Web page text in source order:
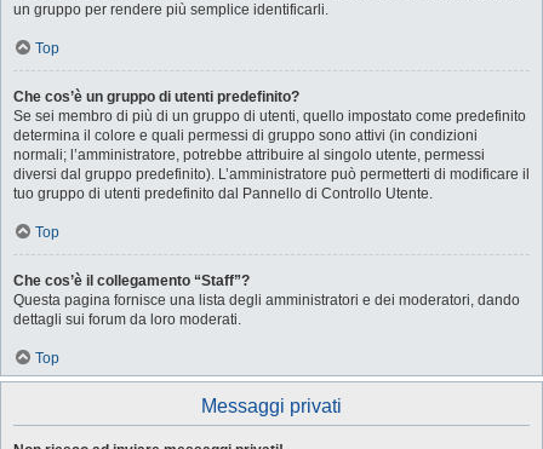
un gruppo per rendere più semplice identificarli.
Top
Che cos’è un gruppo di utenti predefinito?
Se sei membro di più di un gruppo di utenti, quello impostato come predefinito
determina il colore e quali permessi di gruppo sono attivi (in condizioni
normali; l’amministratore, potrebbe attribuire al singolo utente, permessi
diversi dal gruppo predefinito). L’amministratore può permetterti di modificare il
tuo gruppo di utenti predefinito dal Pannello di Controllo Utente.
Top
Che cos’è il collegamento “Staff”?
Questa pagina fornisce una lista degli amministratori e dei moderatori, dando
dettagli sui forum da loro moderati.
Top
Messaggi privati